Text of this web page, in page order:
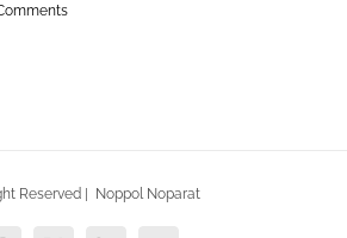
Reserved | Noppol Noparat